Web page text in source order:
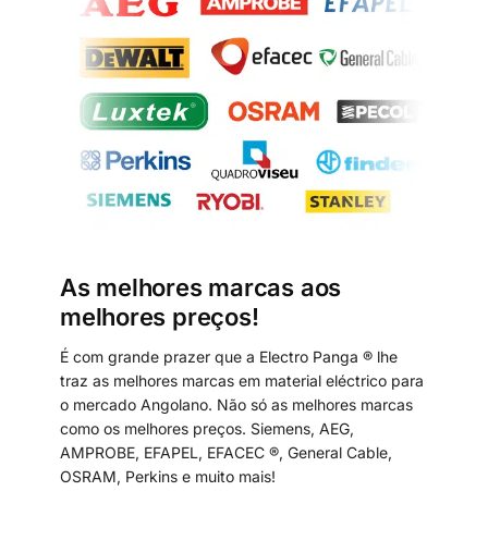
As melhores marcas aos
melhores preços!
É com grande prazer que a Electro Panga ® lhe
traz as melhores marcas em material eléctrico para
o mercado Angolano. Não só as melhores marcas
como os melhores preços. Siemens, AEG,
AMPROBE, EFAPEL, EFACEC ®, General Cable,
OSRAM, Perkins e muito mais!